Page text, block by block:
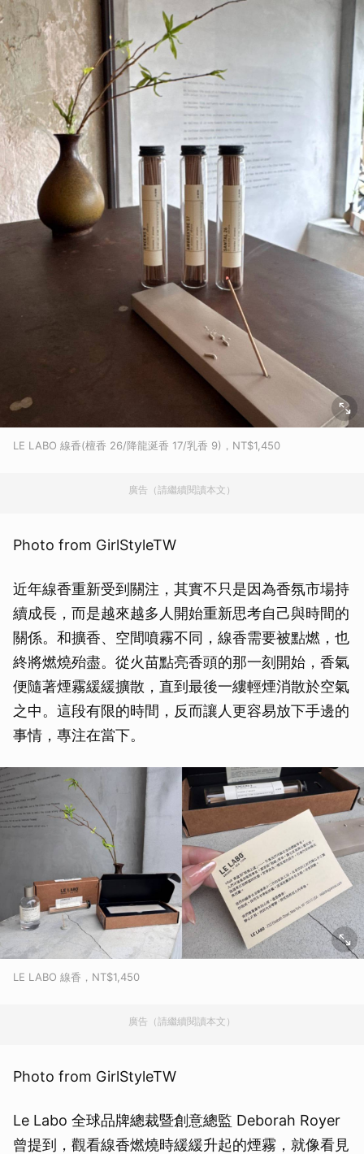
LE LABO 線香(檀香 26/降龍涎香 17/乳香 9)，NT$1,450
廣告（請繼續閱讀本文）
Photo from GirlStyleTW
近年線香重新受到關注，其實不只是因為香氛市場持
續成長，而是越來越多人開始重新思考自己與時間的
關係。和擴香、空間噴霧不同，線香需要被點燃，也
終將燃燒殆盡。從火苗點亮香頭的那一刻開始，香氣
便隨著煙霧緩緩擴散，直到最後一縷輕煙消散於空氣
之中。這段有限的時間，反而讓人更容易放下手邊的
事情，專注在當下。
LE LABO 線香，NT$1,450
廣告（請繼續閱讀本文）
Photo from GirlStyleTW
Le Labo 全球品牌總裁暨創意總監 Deborah Royer
曾提到，觀看線香燃燒時緩緩升起的煙霧，就像看見